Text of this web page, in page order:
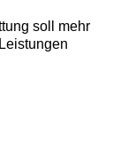
soll mehr